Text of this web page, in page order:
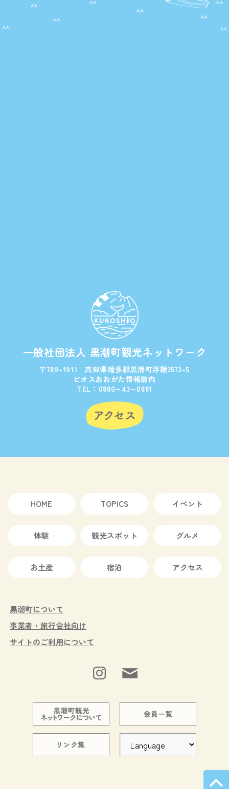
一般社団法人 黒潮町観光ネットワーク
〒789-1911 高知県幡多郡黒潮町浮鞭3573-5
ビオスおおがた情報館内
TEL：0880−43−0881
HOME TOPICS イベント
体験 観光スポット グルメ
お土産 宿泊 アクセス
黒潮町について
事業者・旅行会社向け
サイトのご利用について